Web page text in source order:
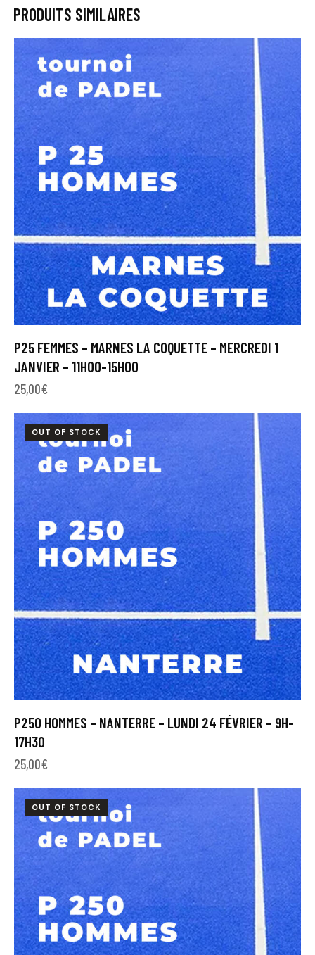
PRODUITS SIMILAIRES
P25 FEMMES – MARNES LA COQUETTE – MERCREDI 1
JANVIER – 11H00-15H00
25,00€
OUT OF STOCK
P250 HOMMES – NANTERRE – LUNDI 24 FÉVRIER – 9H-
17H30
25,00€
OUT OF STOCK